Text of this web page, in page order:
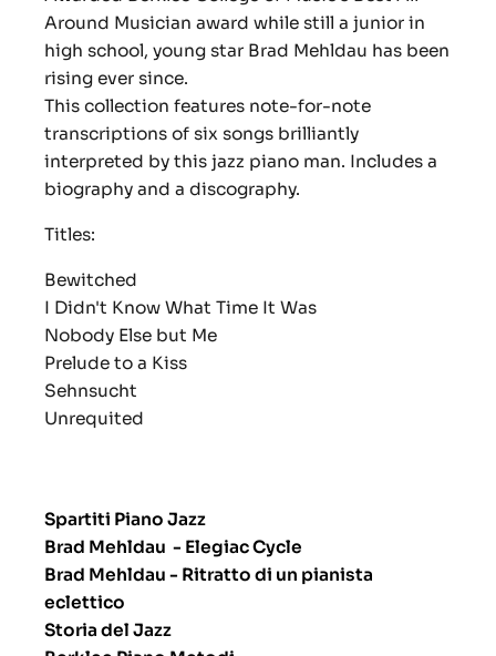
Around Musician award while still a junior in
high school, young star Brad Mehldau has been
rising ever since.
This collection features note-for-note
transcriptions of six songs brilliantly
interpreted by this jazz piano man. Includes a
biography and a discography.
Titles:
Bewitched
I Didn't Know What Time It Was
Nobody Else but Me
Prelude to a Kiss
Sehnsucht
Unrequited
Spartiti Piano Jazz
Brad Mehldau - Elegiac Cycle
Brad Mehldau - Ritratto di un pianista
eclettico
Storia del Jazz